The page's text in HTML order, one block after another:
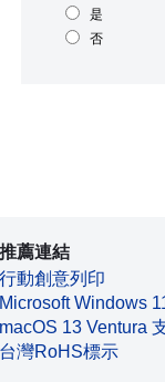
是
否
推薦連結
行動創意列印
Microsoft Windows
macOS 13 Ventura
台灣RoHS標示